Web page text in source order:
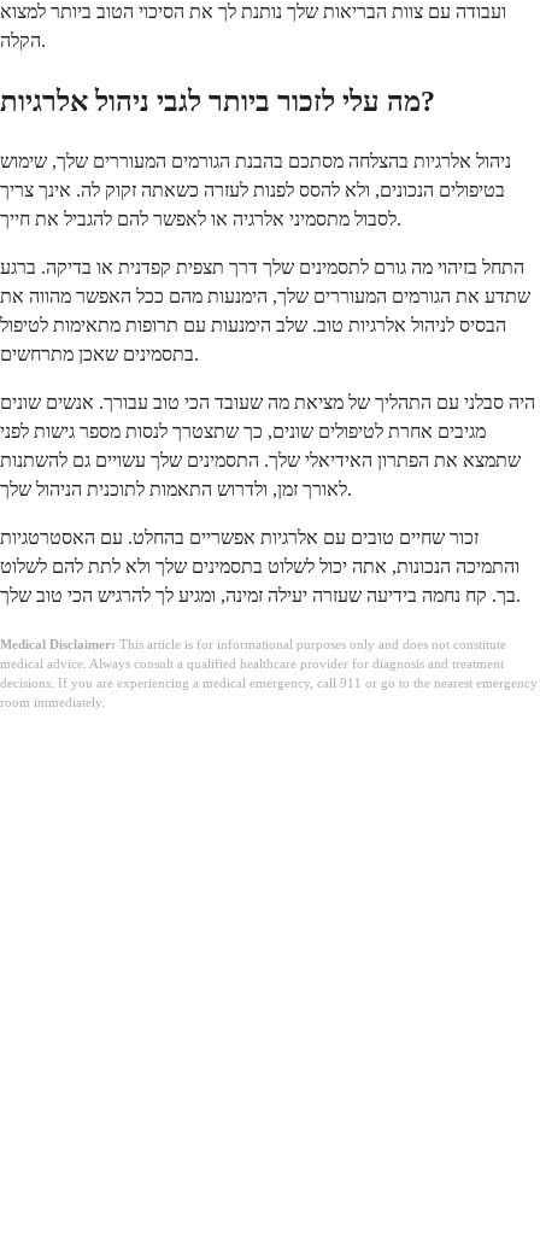
ועבודה עם צוות הבריאות שלך נותנת לך את הסיכוי הטוב ביותר למצוא
הקלה.
מה עלי לזכור ביותר לגבי ניהול אלרגיות?
ניהול אלרגיות בהצלחה מסתכם בהבנת הגורמים המעוררים שלך, שימוש
בטיפולים הנכונים, ולא להסס לפנות לעזרה כשאתה זקוק לה. אינך צריך
לסבול מתסמיני אלרגיה או לאפשר להם להגביל את חייך.
התחל בזיהוי מה גורם לתסמינים שלך דרך תצפית קפדנית או בדיקה. ברגע
שתדע את הגורמים המעוררים שלך, הימנעות מהם ככל האפשר מהווה את
הבסיס לניהול אלרגיות טוב. שלב הימנעות עם תרופות מתאימות לטיפול
בתסמינים שאכן מתרחשים.
היה סבלני עם התהליך של מציאת מה שעובד הכי טוב עבורך. אנשים שונים
מגיבים אחרת לטיפולים שונים, כך שתצטרך לנסות מספר גישות לפני
שתמצא את הפתרון האידיאלי שלך. התסמינים שלך עשויים גם להשתנות
לאורך זמן, ולדרוש התאמות לתוכנית הניהול שלך.
זכור שחיים טובים עם אלרגיות אפשריים בהחלט. עם האסטרטגיות
והתמיכה הנכונות, אתה יכול לשלוט בתסמינים שלך ולא לתת להם לשלוט
בך. קח נחמה בידיעה שעזרה יעילה זמינה, ומגיע לך להרגיש הכי טוב שלך.
Medical Disclaimer: This article is for informational purposes only and does not constitute
medical advice. Always consult a qualified healthcare provider for diagnosis and treatment
decisions. If you are experiencing a medical emergency, call 911 or go to the nearest emergency
room immediately.